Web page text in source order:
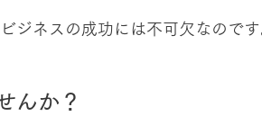
ネスの成功には不可欠なのです
んか？